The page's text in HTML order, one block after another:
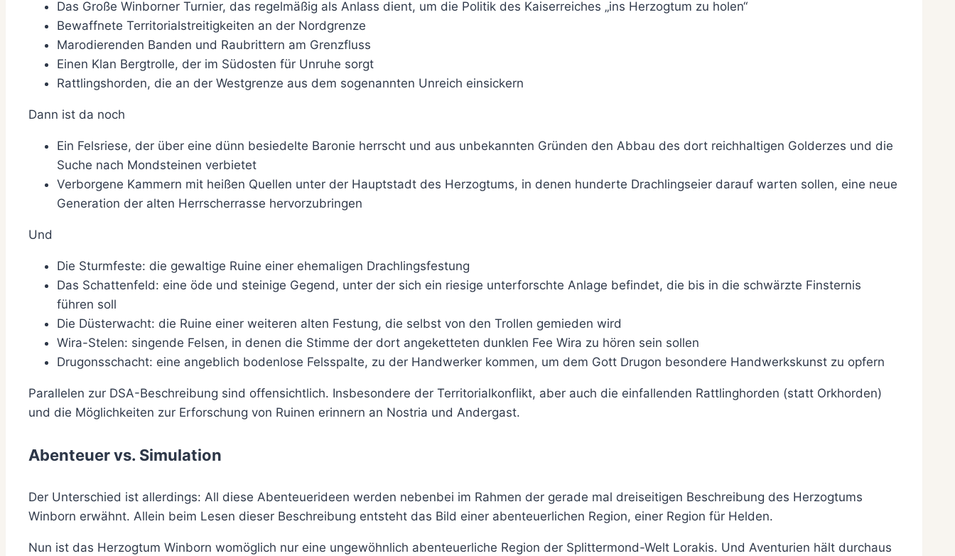
Das Große Winborner Turnier, das regelmäßig als Anlass dient, um die Politik des Kaiserreiches „ins Herzogtum zu holen“
Bewaffnete Territorialstreitigkeiten an der Nordgrenze
Marodierenden Banden und Raubrittern am Grenzfluss
Einen Klan Bergtrolle, der im Südosten für Unruhe sorgt
Rattlingshorden, die an der Westgrenze aus dem sogenannten Unreich einsickern
Dann ist da noch
Ein Felsriese, der über eine dünn besiedelte Baronie herrscht und aus unbekannten Gründen den Abbau des dort reichhaltigen Golderzes und die
Suche nach Mondsteinen verbietet
Verborgene Kammern mit heißen Quellen unter der Hauptstadt des Herzogtums, in denen hunderte Drachlingseier darauf warten sollen, eine neue
Generation der alten Herrscherrasse hervorzubringen
Und
Die Sturmfeste: die gewaltige Ruine einer ehemaligen Drachlingsfestung
Das Schattenfeld: eine öde und steinige Gegend, unter der sich ein riesige unterforschte Anlage befindet, die bis in die schwärzte Finsternis
führen soll
Die Düsterwacht: die Ruine einer weiteren alten Festung, die selbst von den Trollen gemieden wird
Wira-Stelen: singende Felsen, in denen die Stimme der dort angeketteten dunklen Fee Wira zu hören sein sollen
Drugonsschacht: eine angeblich bodenlose Felsspalte, zu der Handwerker kommen, um dem Gott Drugon besondere Handwerkskunst zu opfern
Parallelen zur DSA-Beschreibung sind offensichtlich. Insbesondere der Territorialkonflikt, aber auch die einfallenden Rattlinghorden (statt Orkhorden)
und die Möglichkeiten zur Erforschung von Ruinen erinnern an Nostria und Andergast.
Abenteuer vs. Simulation
Der Unterschied ist allerdings: All diese Abenteuerideen werden nebenbei im Rahmen der gerade mal dreiseitigen Beschreibung des Herzogtums
Winborn erwähnt. Allein beim Lesen dieser Beschreibung entsteht das Bild einer abenteuerlichen Region, einer Region für Helden.
Nun ist das Herzogtum Winborn womöglich nur eine ungewöhnlich abenteuerliche Region der Splittermond-Welt Lorakis. Und Aventurien hält durchaus